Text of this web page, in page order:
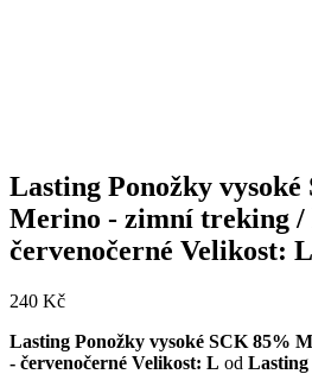
Lasting Ponožky vysoké
Merino - zimní treking /
červenočerné Velikost: L
240 Kč
Lasting Ponožky vysoké SCK 85%
- červenočerné Velikost: L od Lasting